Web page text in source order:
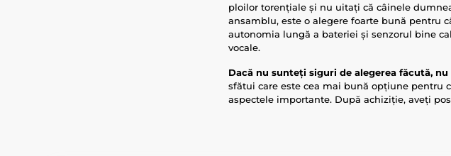
ploilor torențiale și nu uitați că câinele
ansamblu, este o alegere foarte bună pentru
autonomia lungă a bateriei și senzorul bine
vocale.
Dacă nu sunteți siguri de alegerea făcută,
sfătui care este cea mai bună opțiune pentru
aspectele importante. După achiziție, aveți